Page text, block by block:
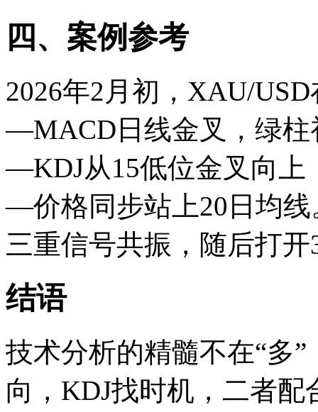
四、案例参考
2026年2月初，XAU/
—MACD日线金叉，绿柱
—KDJ从15低位金叉向上
—价格同步站上20日均线
三重信号共振，随后打
结语
技术分析的精髓不在“多
向，KDJ找时机，二者配